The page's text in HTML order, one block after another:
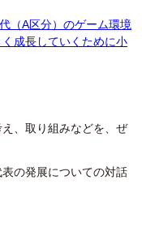
（A区分）のゲーム環境
成長していくために小
、取り組みなどを、ぜ
の発展についての対話